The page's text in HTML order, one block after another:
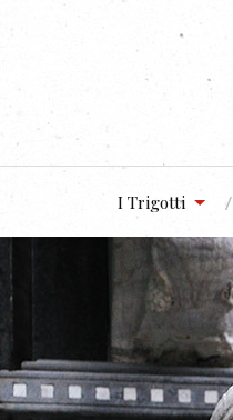
I Trigotti